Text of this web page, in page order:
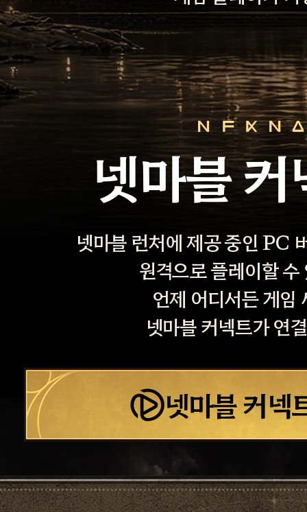
넷마블
넷마블 런처에 제공 중인 PC
원격으로 플레이할
언제 어디서든 게임
넷마블 커넥트가 연
넷마블 커넥